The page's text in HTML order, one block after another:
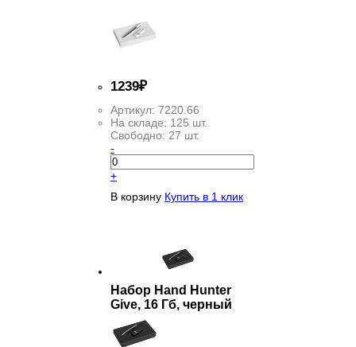
1239₽
Артикул: 7220.66
На складе: 125 шт.
Свободно: 27 шт.
-
+
В корзину Купить в 1 клик
Набор Hand Hunter
Give, 16 Гб, черный